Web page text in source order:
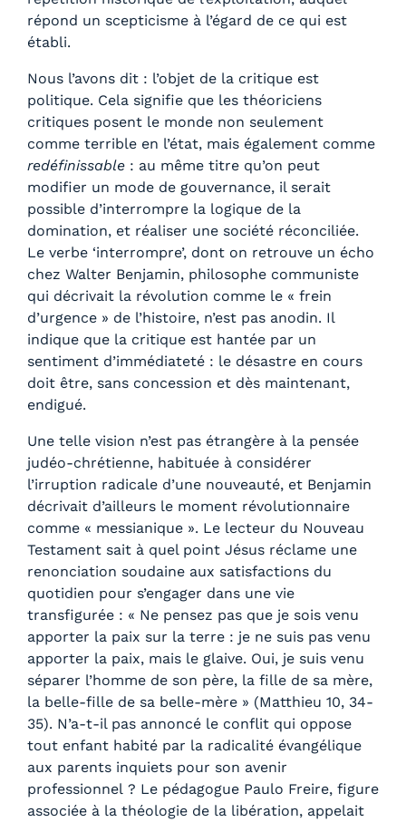
répond un scepticisme à l’égard de ce qui est
établi.
Nous l’avons dit : l’objet de la critique est
politique. Cela signifie que les théoriciens
critiques posent le monde non seulement
comme terrible en l’état, mais également comme
redéfinissable : au même titre qu’on peut
modifier un mode de gouvernance, il serait
possible d’interrompre la logique de la
domination, et réaliser une société réconciliée.
Le verbe ‘interrompre’, dont on retrouve un écho
chez Walter Benjamin, philosophe communiste
qui décrivait la révolution comme le « frein
d’urgence » de l’histoire, n’est pas anodin. Il
indique que la critique est hantée par un
sentiment d’immédiateté : le désastre en cours
doit être, sans concession et dès maintenant,
endigué.
Une telle vision n’est pas étrangère à la pensée
judéo-chrétienne, habituée à considérer
l’irruption radicale d’une nouveauté, et Benjamin
décrivait d’ailleurs le moment révolutionnaire
comme « messianique ». Le lecteur du Nouveau
Testament sait à quel point Jésus réclame une
renonciation soudaine aux satisfactions du
quotidien pour s’engager dans une vie
transfigurée : « Ne pensez pas que je sois venu
apporter la paix sur la terre : je ne suis pas venu
apporter la paix, mais le glaive. Oui, je suis venu
séparer l’homme de son père, la fille de sa mère,
la belle-fille de sa belle-mère » (Matthieu 10, 34-
35). N’a-t-il pas annoncé le conflit qui oppose
tout enfant habité par la radicalité évangélique
aux parents inquiets pour son avenir
professionnel ? Le pédagogue Paulo Freire, figure
associée à la théologie de la libération, appelait